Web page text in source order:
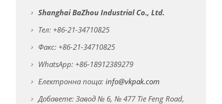
Shanghai BaZhou Industrial Co., Ltd.
Тел: +86-21-34710825
Факс: +86-21-34710825
WhatsApp: +86-18912389279
Електронна поща: info@vkpak.com
Добавете: Завод № 6, № 477 Tie Feng Road,